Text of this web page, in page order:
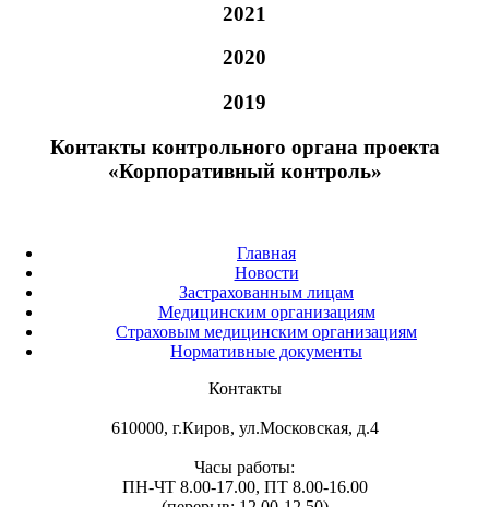
2021
2020
2019
Контакты контрольного органа проекта
«Корпоративный контроль»
Главная
Новости
Застрахованным лицам
Медицинским организациям
Страховым медицинским организациям
Нормативные документы
Контакты
610000, г.Киров, ул.Московская, д.4
Часы работы:
ПН-ЧТ 8.00-17.00, ПТ 8.00-16.00